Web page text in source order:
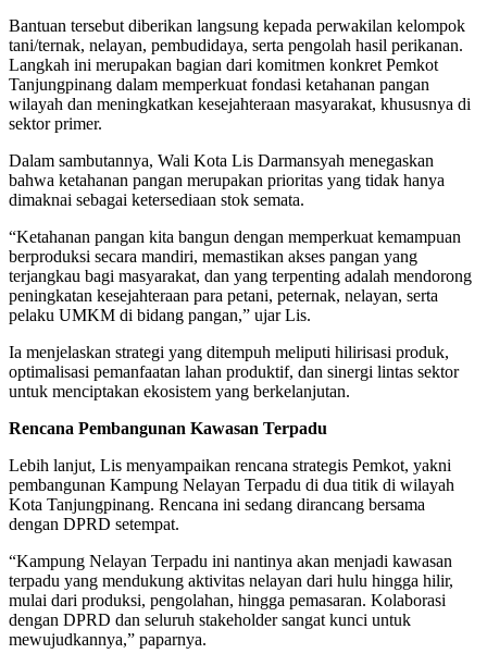
Bantuan tersebut diberikan langsung kepada perwakilan kelompok
tani/ternak, nelayan, pembudidaya, serta pengolah hasil perikanan.
Langkah ini merupakan bagian dari komitmen konkret Pemkot
Tanjungpinang dalam memperkuat fondasi ketahanan pangan
wilayah dan meningkatkan kesejahteraan masyarakat, khususnya di
sektor primer.
Dalam sambutannya, Wali Kota Lis Darmansyah menegaskan
bahwa ketahanan pangan merupakan prioritas yang tidak hanya
dimaknai sebagai ketersediaan stok semata.
“Ketahanan pangan kita bangun dengan memperkuat kemampuan
berproduksi secara mandiri, memastikan akses pangan yang
terjangkau bagi masyarakat, dan yang terpenting adalah mendorong
peningkatan kesejahteraan para petani, peternak, nelayan, serta
pelaku UMKM di bidang pangan,” ujar Lis.
Ia menjelaskan strategi yang ditempuh meliputi hilirisasi produk,
optimalisasi pemanfaatan lahan produktif, dan sinergi lintas sektor
untuk menciptakan ekosistem yang berkelanjutan.
Rencana Pembangunan Kawasan Terpadu
Lebih lanjut, Lis menyampaikan rencana strategis Pemkot, yakni
pembangunan Kampung Nelayan Terpadu di dua titik di wilayah
Kota Tanjungpinang. Rencana ini sedang dirancang bersama
dengan DPRD setempat.
“Kampung Nelayan Terpadu ini nantinya akan menjadi kawasan
terpadu yang mendukung aktivitas nelayan dari hulu hingga hilir,
mulai dari produksi, pengolahan, hingga pemasaran. Kolaborasi
dengan DPRD dan seluruh stakeholder sangat kunci untuk
mewujudkannya,” paparnya.